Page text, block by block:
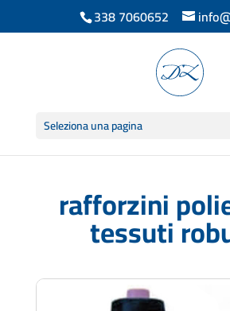
338 7060652
Seleziona una pagina
rafforzini
tessuti